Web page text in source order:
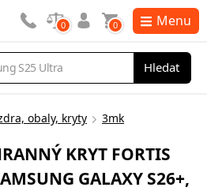
Hledat
0 0 Menu
obaly, kryty 3mk
KRYT FORTIS
GALAXY S26+,